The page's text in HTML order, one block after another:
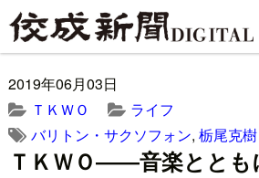
2019年06月03日
ＴＫＷＯ
ライフ
バリトン・サクソフォン, 栃尾克樹
ＴＫＷＯ――音楽とと